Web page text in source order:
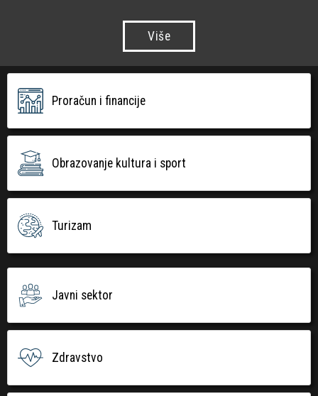
Više
Proračun i financije
Obrazovanje kultura i sport
Turizam
Javni sektor
Zdravstvo